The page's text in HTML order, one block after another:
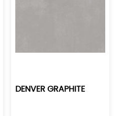
DENVER GRAPHITE